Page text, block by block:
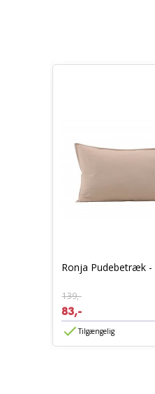
Ronja Pudebetræk -
139,-
83,-
Tilgængelig